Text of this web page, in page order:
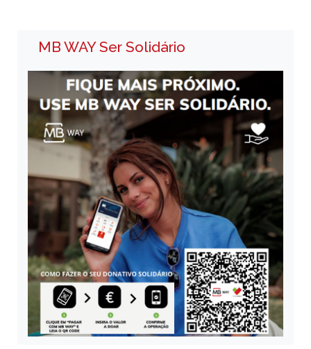
MB WAY Ser Solidário